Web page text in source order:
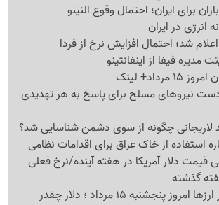
برای ایران؛ احتمال وقوع النینو
انرژی در ایران
شد؛ احتمال افزایش نرخ از فردا
مدیره فیفا از اینفانتینو
لینک
دست نیروهای مسلح برای پاسخ به هر تهدیدی
چگونه از سوی دشمن شناسایی شد؟
استفاده از خاک عراق برای اقدامات نظامی
قیمت دلار آمریکا در هفته آینده/نرخ فعلی
گذشته
قیمت دلار و سایر ارزها امروز پنجشنبه 15 مرداد ؛ دلار چقدر